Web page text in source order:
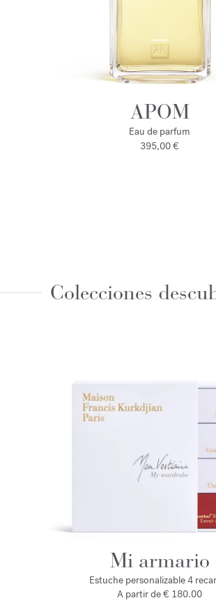
APOM
Eau de parfum
395,00 €
Colecciones
Mi armario
Estuche personalizable 4
A partir de € 180.00